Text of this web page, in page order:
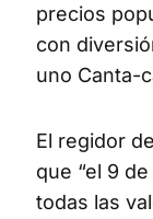
precios
con
uno Canta-
El regidor
que “el 9
todas las